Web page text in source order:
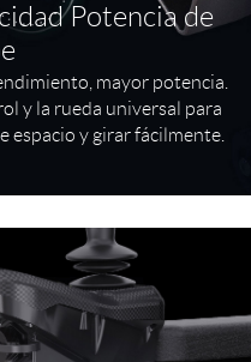
Potencia de
mayor potencia.
y la rueda universal para
espacio y girar fácilmente.